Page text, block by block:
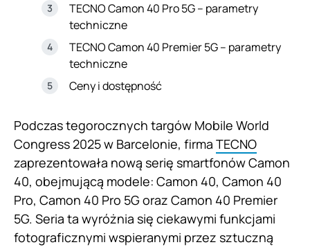
TECNO Camon 40 Pro 5G – parametry
techniczne
TECNO Camon 40 Premier 5G – parametry
techniczne
Ceny i dostępność
Podczas tegorocznych targów Mobile World
Congress 2025 w Barcelonie, firma TECNO
zaprezentowała nową serię smartfonów Camon
40, obejmującą modele: Camon 40, Camon 40
Pro, Camon 40 Pro 5G oraz Camon 40 Premier
5G. Seria ta wyróżnia się ciekawymi funkcjami
fotograficznymi wspieranymi przez sztuczną